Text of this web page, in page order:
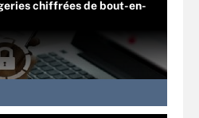
chiffrées de bout-en-